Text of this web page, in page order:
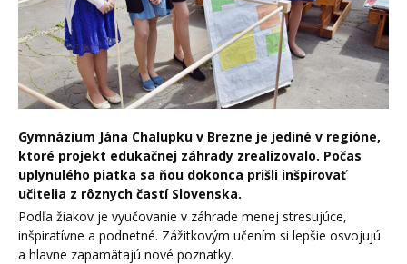
Gymnázium Jána Chalupku v Brezne je jediné v regióne,
ktoré projekt edukačnej záhrady zrealizovalo. Počas
uplynulého piatka sa ňou dokonca prišli inšpirovať
učitelia z rôznych častí Slovenska.
Podľa žiakov je vyučovanie v záhrade menej stresujúce,
inšpiratívne a podnetné. Zážitkovým učením si lepšie osvojujú
a hlavne zapamätajú nové poznatky.